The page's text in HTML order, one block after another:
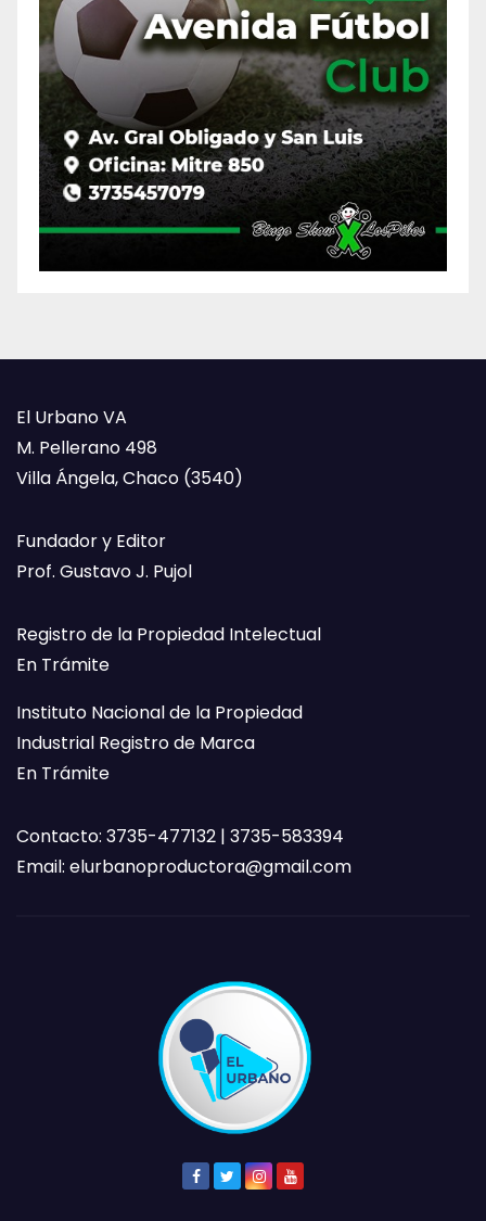
El Urbano VA
M. Pellerano 498
Villa Ángela, Chaco (3540)
Fundador y Editor
Prof. Gustavo J. Pujol
Registro de la Propiedad Intelectual
En Trámite
Instituto Nacional de la Propiedad
Industrial Registro de Marca
En Trámite
Contacto: 3735-477132 | 3735-583394
Email: elurbanoproductora@gmail.com